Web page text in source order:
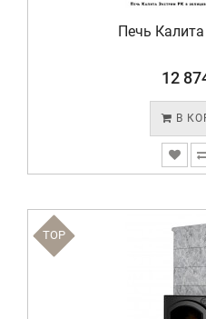
Печь
12
В
TOP